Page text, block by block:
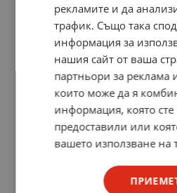
рекламите и да
трафик. Също така
информация за
нашия сайт от ваша
партньори за реклама
които може да я
информация, която
предоставили или
вашето използване на